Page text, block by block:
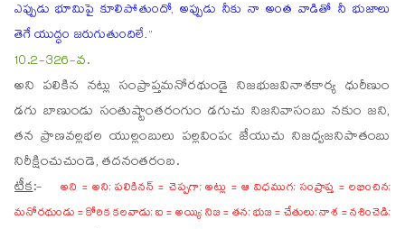
ఎప్పుడు భూమిపై కూలిపోతుందో, అప్పుడు నీకు నా అంత వాడితో నీ భుజాలు
తెగే యుద్ధం జరుగుతుందిలే.”
10.2-326-వ.
అని పలికిన నట్లు సంప్రాప్తమనోరథుండై నిజభుజవినాశకార్య ధురీణుం
డగు బాణుండు సంతుష్టాంతరంగుం డగుచు నిజనివాసంబు నకుం జని,
తన ప్రాణవల్లభల యుల్లంబులు పల్లవింపఁ జేయుచు నిజధ్వజనిపాతంబు
నిరీక్షించుచుండె, తదనంతరంబ.
టీక:-
అని = అని; పలికినన్ = చెప్పగా; అట్లు = ఆ విధముగ; సంప్రాప్త = లభించిన;
మనోరథుండు = కోరిక కలవాడు; ఐ = అయ్యి; నిజ = తన; భుజ = చేతులు; నాశ = నశించెడి;